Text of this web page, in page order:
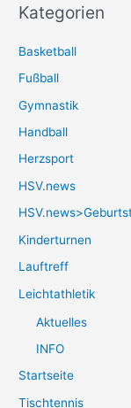
Kategorien
Basketball
Fußball
Gymnastik
Handball
Herzsport
HSV.news
Kinderturnen
Lauftreff
Leichtathletik
Aktuelles
INFO
Startseite
Tischtennis